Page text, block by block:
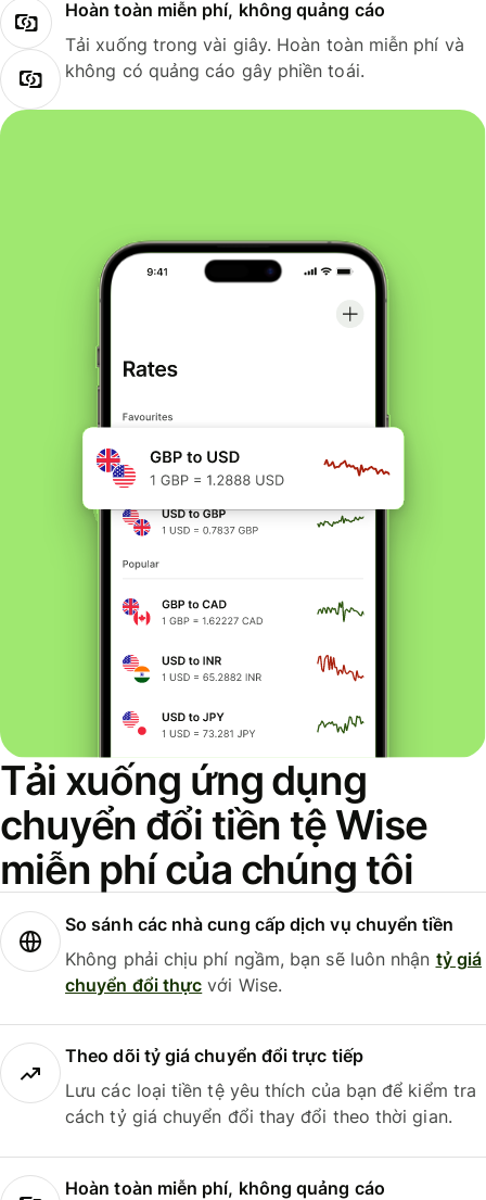
Hoàn toàn miễn phí, không quảng cáo
Tải xuống trong vài giây. Hoàn toàn miễn phí và
không có quảng cáo gây phiền toái.
Tải xuống ứng dụng
chuyển đổi tiền tệ Wise
miễn phí của chúng tôi
So sánh các nhà cung cấp dịch vụ chuyển tiền
Không phải chịu phí ngầm, bạn sẽ luôn nhận tỷ giá
chuyển đổi thực với Wise.
Theo dõi tỷ giá chuyển đổi trực tiếp
Lưu các loại tiền tệ yêu thích của bạn để kiểm tra
cách tỷ giá chuyển đổi thay đổi theo thời gian.
Hoàn toàn miễn phí, không quảng cáo